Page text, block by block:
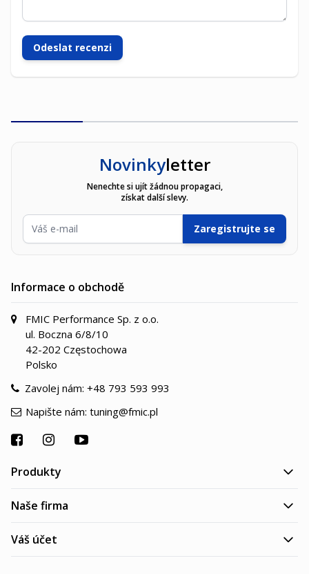
Odeslat recenzi
Novinkyletter
Nenechte si ujít žádnou propagaci,
získat další slevy.
E-mailová adresa
Zaregistrujte se
Informace o obchodě
FMIC Performance Sp. z o.o.
ul. Boczna 6/8/10
42-202 Częstochowa
Polsko
Zavolej nám: +48 793 593 993
Napište nám: tuning@fmic.pl
Produkty
Naše firma
Váš účet